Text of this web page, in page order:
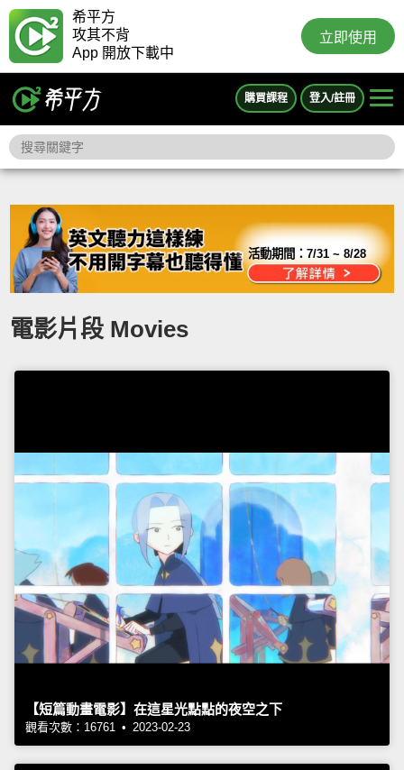
希平方
攻其不背
App 開放下載中
立即使用
購買課程 登入/註冊
活動期間：7/31 ~ 8/28
電影片段 Movies
【短篇動畫電影】在這星光點點的夜空之下
觀看次數：16761 • 2023-02-23